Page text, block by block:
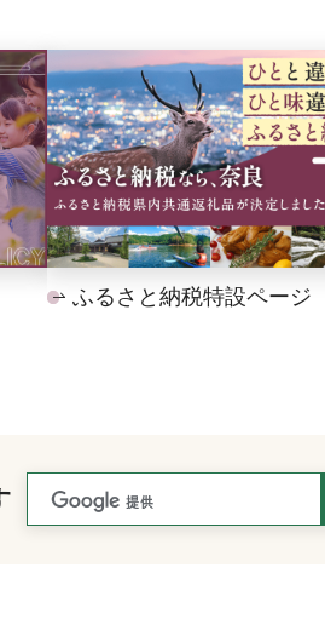
ふるさと納税特設ページ